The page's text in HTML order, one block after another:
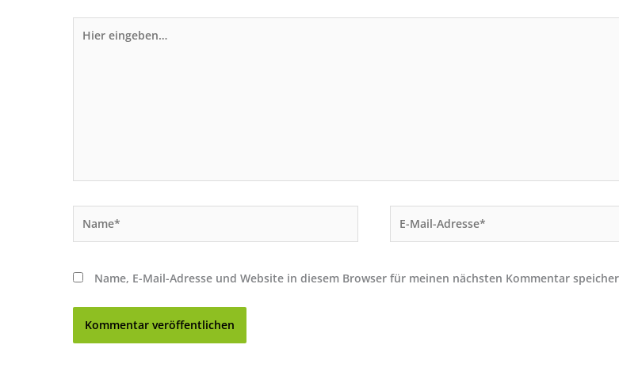
eingeben…
Mail-
Name, E-Mail-Adresse und Website in diesem Browser für meinen nächsten Kommentar